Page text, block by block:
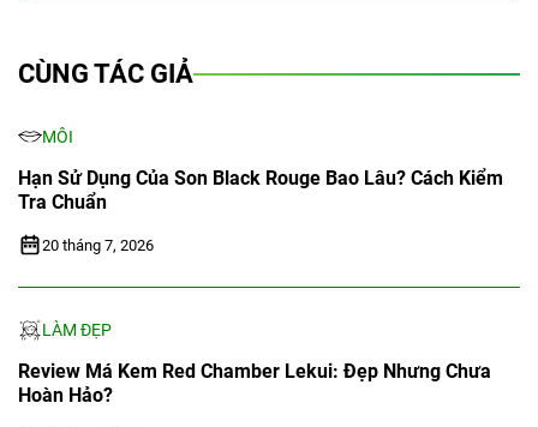
CÙNG TÁC GIẢ
MÔI
Hạn Sử Dụng Của Son Black Rouge Bao Lâu? Cách Kiểm
Tra Chuẩn
20 tháng 7, 2026
LÀM ĐẸP
Review Má Kem Red Chamber Lekui: Đẹp Nhưng Chưa
Hoàn Hảo?